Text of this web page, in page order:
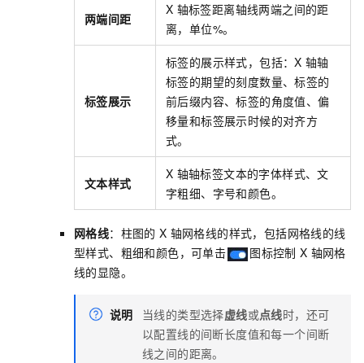
两端间距
X 轴标签距离轴线两端之间的距
离，单位%。
标签展示
标签的展示样式，包括：X 轴轴
标签的期望的刻度数量、标签的
前后缀内容、标签的角度值、偏
移量和标签展示时候的对齐方
式。
文本样式
X 轴轴标签文本的字体样式、文
字粗细、字号和颜色。
网格线：柱图的 X 轴网格线的样式，包括网格线的线
型样式、粗细和颜色，可单击
图标控制 X 轴网格
线的显隐。
说明 当线的类型选择虚线或点线时，还可
以配置线的间断长度值和每一个间断
线之间的距离。